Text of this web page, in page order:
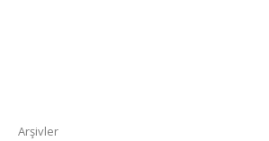
Arşivler